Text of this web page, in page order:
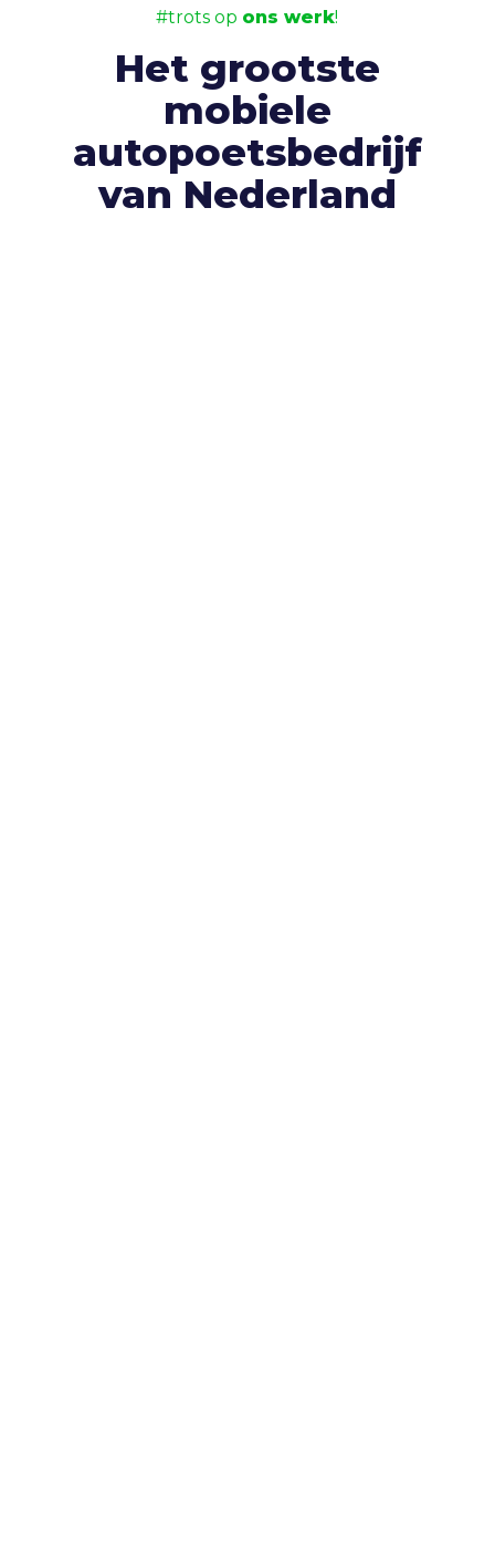
#trots op ons werk!
Het grootste
mobiele
autopoetsbedrijf
van Nederland